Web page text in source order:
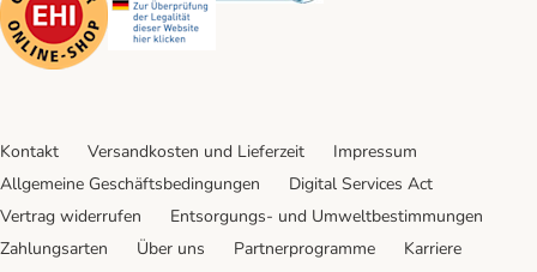
Kontakt Versandkosten und Lieferzeit
Impressum
Allgemeine Geschäftsbedingungen
Digital Services Act
Vertrag widerrufen
Entsorgungs- und Umweltbestimmungen
Zahlungsarten
Über uns Partnerprogramme
Karriere